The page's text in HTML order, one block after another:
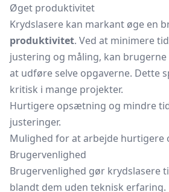
Øget produktivitet
Krydslasere kan markant øge en
produktivitet. Ved at minimere
justering og måling, kan
at udføre selve opgaverne. Dette
kritisk i mange projekter.
Hurtigere opsætning og mindre
justeringer.
Mulighed for at arbejde hurtigere
Brugervenlighed
Brugervenlighed gør krydslasere
blandt dem uden teknisk erfaring.